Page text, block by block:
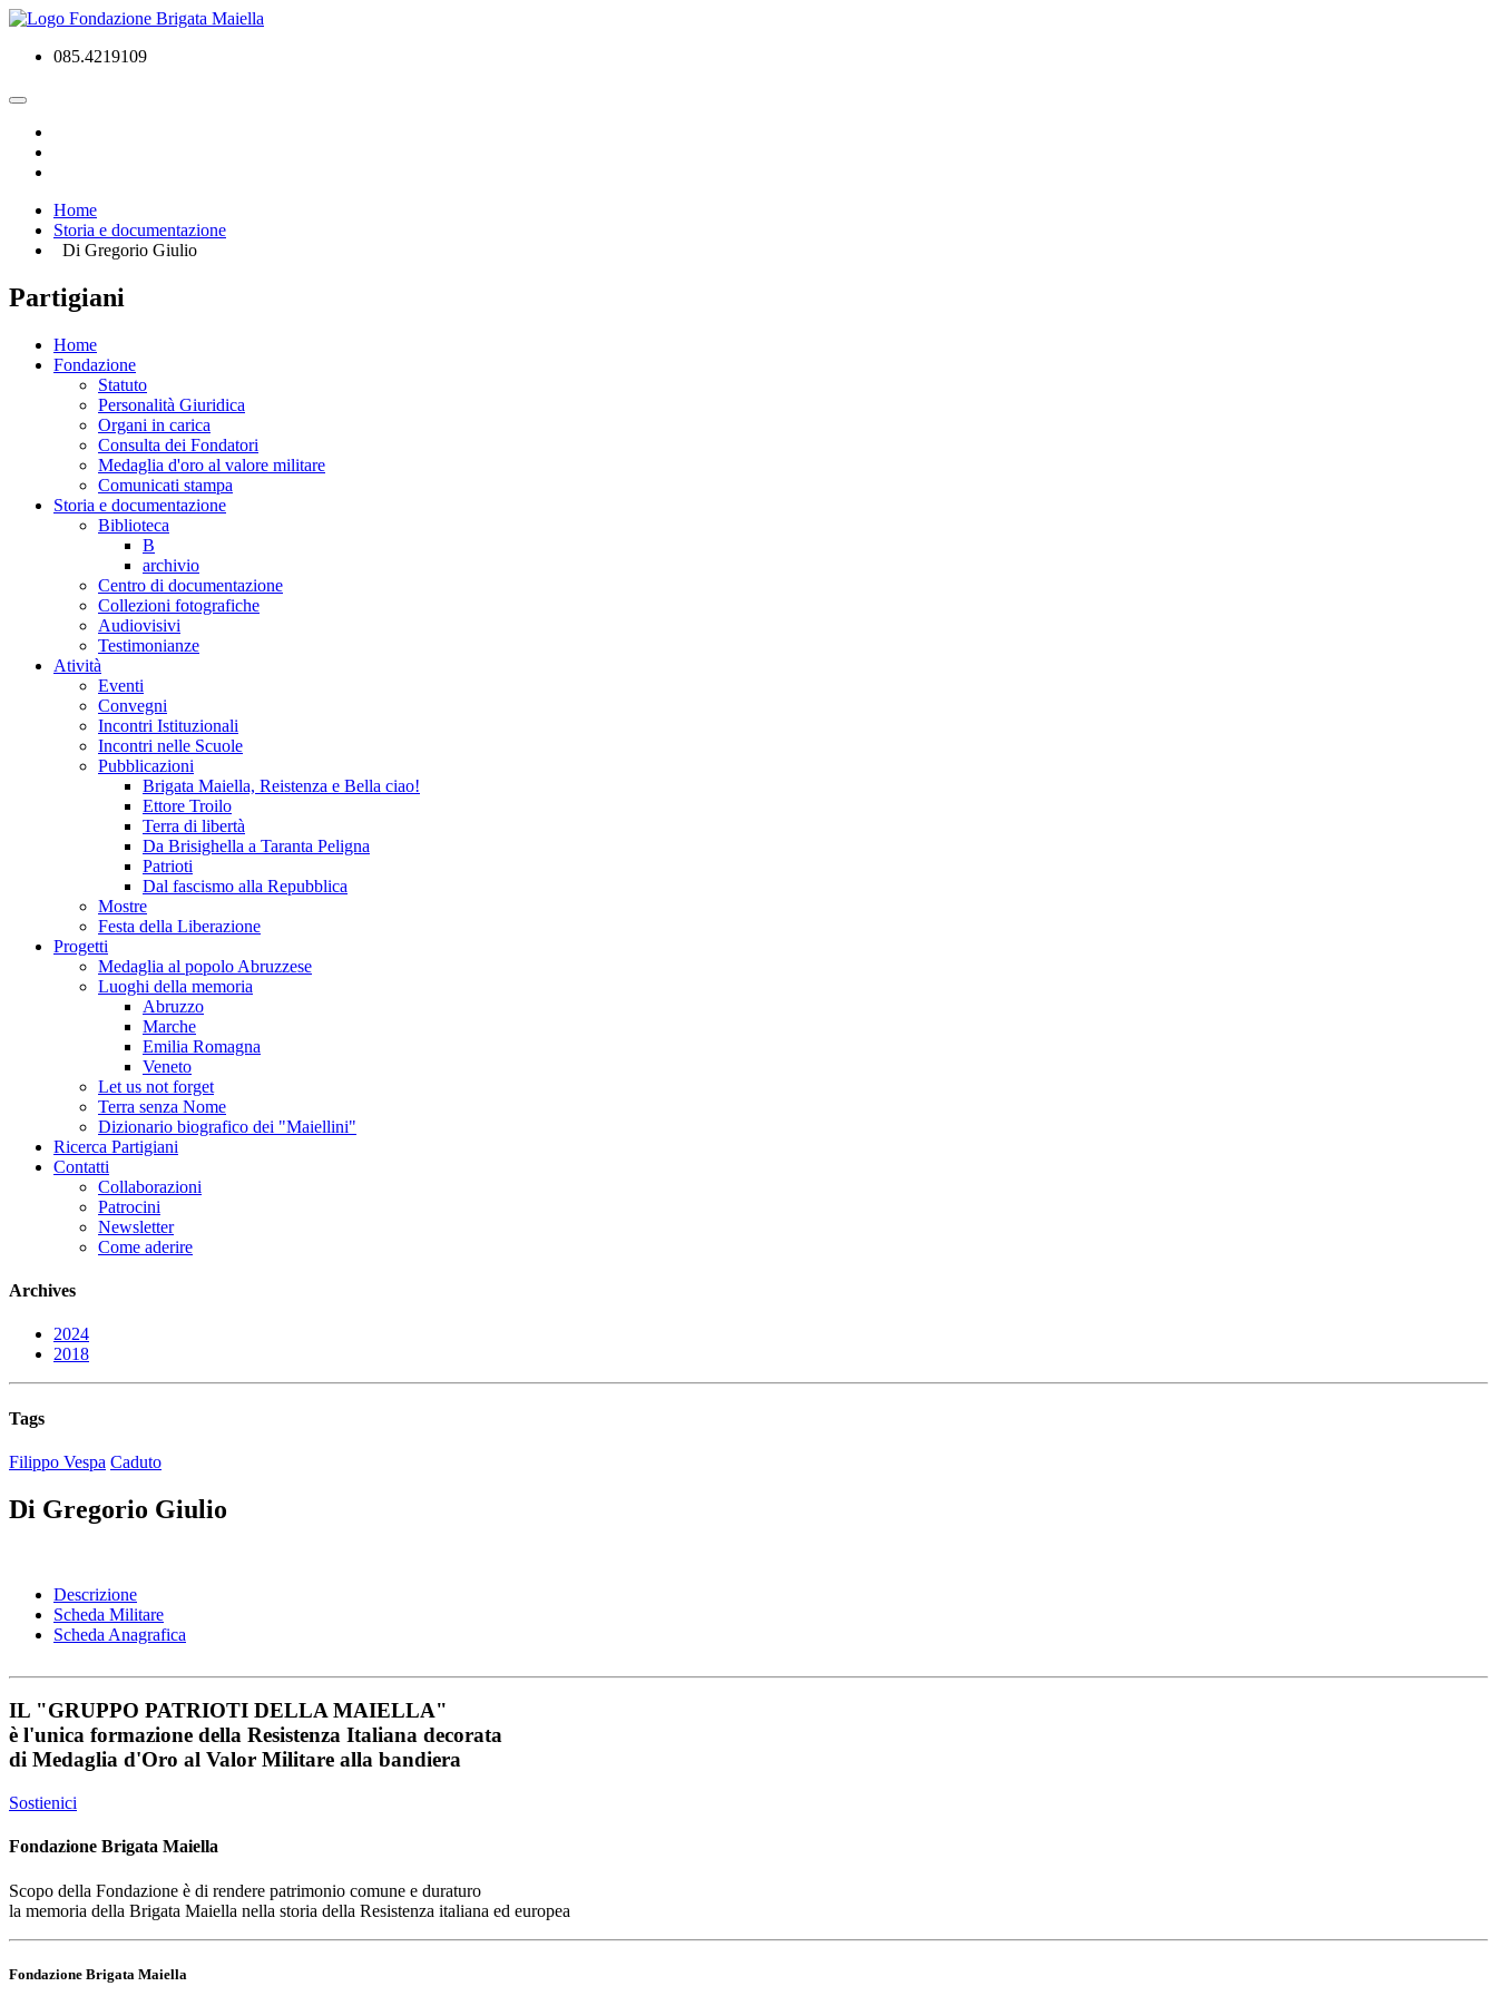
085.4219109
Home
Storia e documentazione
Di Gregorio Giulio
Partigiani
Home
Fondazione
Statuto
Personalità Giuridica
Organi in carica
Consulta dei Fondatori
Medaglia d'oro al valore militare
Comunicati stampa
Storia e documentazione
Biblioteca
B
archivio
Centro di documentazione
Collezioni fotografiche
Audiovisivi
Testimonianze
Atività
Eventi
Convegni
Incontri Istituzionali
Incontri nelle Scuole
Pubblicazioni
Brigata Maiella, Reistenza e Bella ciao!
Ettore Troilo
Terra di libertà
Da Brisighella a Taranta Peligna
Patrioti
Dal fascismo alla Repubblica
Mostre
Festa della Liberazione
Progetti
Medaglia al popolo Abruzzese
Luoghi della memoria
Abruzzo
Marche
Emilia Romagna
Veneto
Let us not forget
Terra senza Nome
Dizionario biografico dei "Maiellini"
Ricerca Partigiani
Contatti
Collaborazioni
Patrocini
Newsletter
Come aderire
Archives
2024
2018
Tags
Filippo Vespa Caduto
Di Gregorio Giulio
Descrizione
Scheda Militare
Scheda Anagrafica
IL "GRUPPO PATRIOTI DELLA MAIELLA"
è l'unica formazione della Resistenza Italiana decorata
di Medaglia d'Oro al Valor Militare alla bandiera
Sostienici
Fondazione Brigata Maiella
Scopo della Fondazione è di rendere patrimonio comune e duraturo
la memoria della Brigata Maiella nella storia della Resistenza italiana ed europea
Fondazione Brigata Maiella